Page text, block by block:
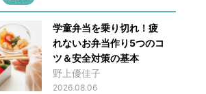
学童弁当を乗り切れ！疲
れないお弁当作り5つのコ
ツ＆安全対策の基本
野上優佳子
2026.08.06